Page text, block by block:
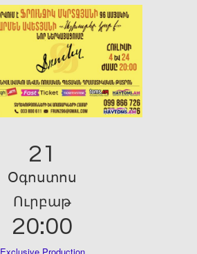
21
Օգոստոս
Ուրբաթ
20:00